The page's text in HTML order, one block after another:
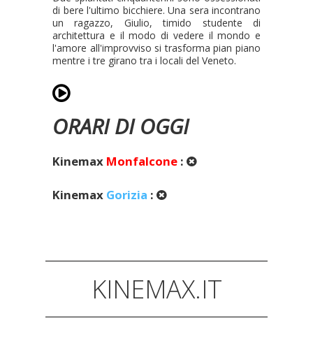
di bere l'ultimo bicchiere. Una sera incontrano
un ragazzo, Giulio, timido studente di
architettura e il modo di vedere il mondo e
l'amore all'improvviso si trasforma pian piano
mentre i tre girano tra i locali del Veneto.
ORARI DI OGGI
Kinemax Monfalcone :
Kinemax Gorizia :
KINEMAX.IT